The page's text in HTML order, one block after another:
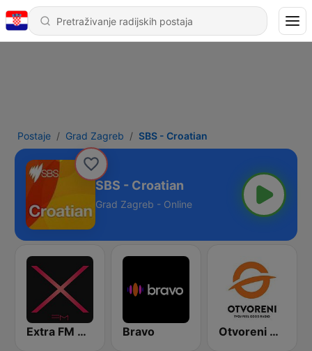
Postaje Grad Zagreb SBS - Croatian
SBS - Croatian
Grad Zagreb - Online
Extra FM 93.6 Bravo Otvoreni Radio